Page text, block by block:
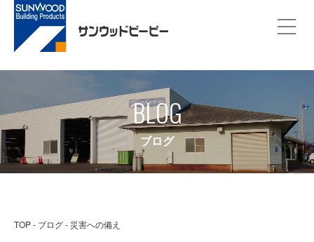
BLOG
ブログ
TOP ブログ 災害への備え